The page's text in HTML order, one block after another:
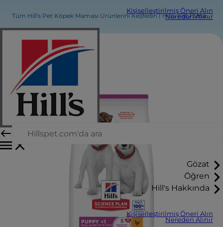
Kişiselleştirilmiş Öneri Alın
Nereden Alınır
Gözat
Öğren
Hill's Hakkında
Kişiselleştirilmiş Öneri Alın
Nereden Alınır
Tüm Hill's Pet Köpek Maması Ürünlerini Keşfedin | Hill's Pet Small & Mini Puppy Yavru Köpek Maması